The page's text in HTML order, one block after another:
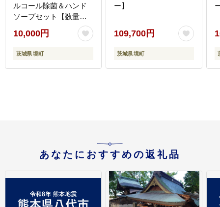
ルコール除菌＆ハンド
ソープセット【数量限
10,000円
茨城県 境町
ー】
109,700円
茨城県 境町
あなたにおすすめの返礼品